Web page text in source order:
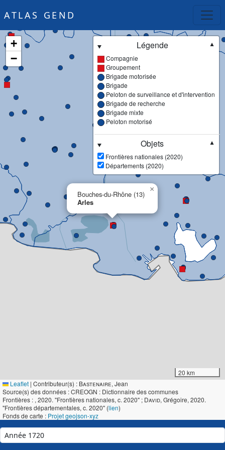
ATLAS GEND
Bouches-du-Rhône (13)
Arles
×
+
−
Légende
▼
Compagnie
Groupement
Brigade motorisée
Brigade
Peloton de surveillance et d'intervention
Brigade de recherche
Brigade mixte
Peloton motorisé
Objets
▼
Frontières nationales (2020)
Départements (2020)
20 km
Leaflet | Contributeur(s) : Bastenaire, Jean
Source(s) des données : CREOGN : Dictionnaire des communes
Frontières : , 2020. "Frontières nationales, c. 2020" ; David, Grégoire, 2020.
"Frontières départementales, c. 2020" (lien)
Fonds de carte : Projet geojson-xyz